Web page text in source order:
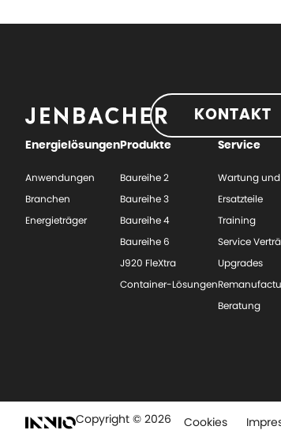
KONTAKT
Energielösungen
Anwendungen
Branchen
Energieträger
Produkte
Baureihe 2
Baureihe 3
Baureihe 4
Baureihe 6
J920 FleXtra
Container-Lösungen
Service
Wartung
Ersatzteile
Training
Service
Upgrades
Beratung
Copyright © 2026 Cookies